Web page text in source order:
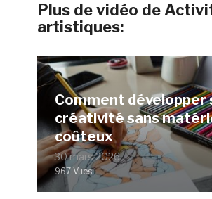
Plus de vidéo de
artistiques:
Comment développer
créativité sans
coûteux
30 mars 2026
967 Vues